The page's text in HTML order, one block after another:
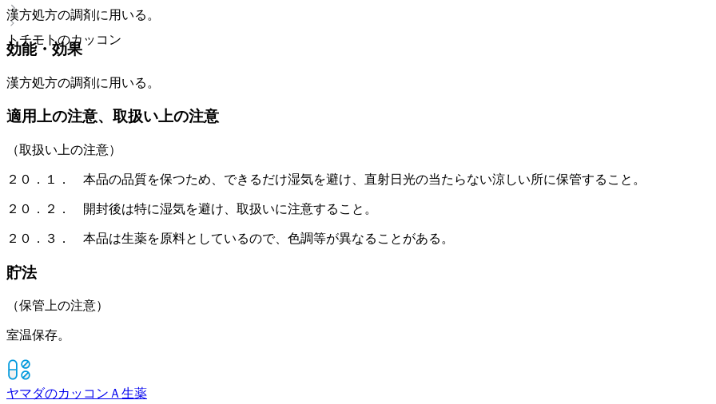
トチモトのカッコン
漢方処方の調剤に用いる。
効能・効果
漢方処方の調剤に用いる。
適用上の注意、取扱い上の注意
（取扱い上の注意）
２０．１． 本品の品質を保つため、できるだけ湿気を避け、直射日光の当たらない涼しい所に保管すること。
２０．２． 開封後は特に湿気を避け、取扱いに注意すること。
２０．３． 本品は生薬を原料としているので、色調等が異なることがある。
貯法
（保管上の注意）
室温保存。
ヤマダのカッコンＡ 生薬